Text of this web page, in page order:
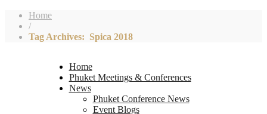
Home
/
Tag Archives: Spica 2018
Home
Phuket Meetings & Conferences
News
Phuket Conference News
Event Blogs